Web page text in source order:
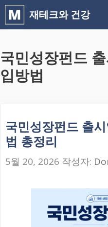
컨
텐
로
건
너
재테크와 건강
국민성장펀드
입방법
국민성장펀드 출
법 총정리
5월 20, 2026 작성자: